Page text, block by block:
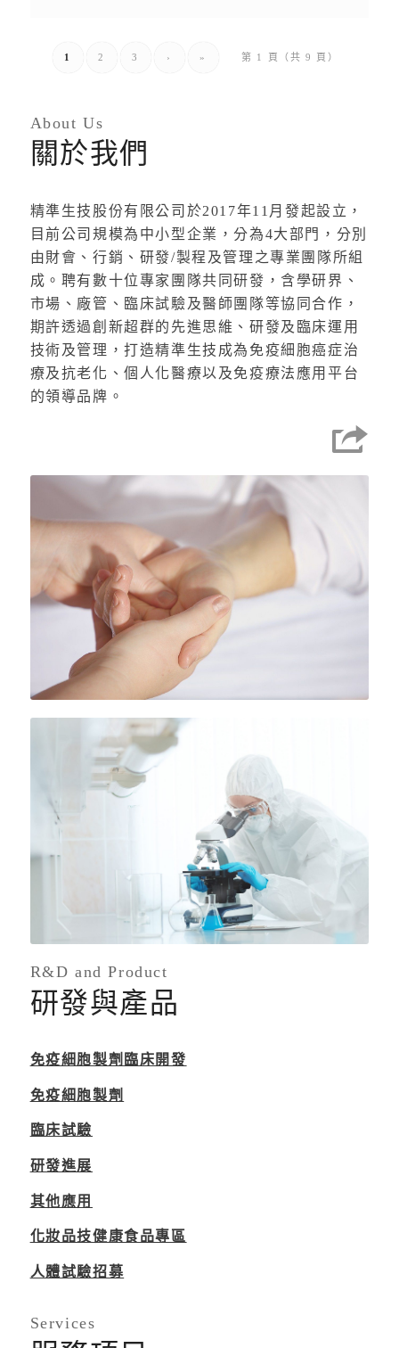
第 1 頁（共 9 頁）
1 2 3 › »
About Us
關於我們
精準生技股份有限公司於2017年11月發起設立，
目前公司規模為中小型企業，分為4大部門，分別
由財會、行銷、研發/製程及管理之專業團隊所組
成。聘有數十位專家團隊共同研發，含學研界、
市場、廠管、臨床試驗及醫師團隊等協同合作，
期許透過創新超群的先進思維、研發及臨床運用
技術及管理，打造精準生技成為免疫細胞癌症治
療及抗老化、個人化醫療以及免疫療法應用平台
的領導品牌。
R&D and Product
研發與產品
免疫細胞製劑臨床開發
免疫細胞製劑
臨床試驗
研發進展
其他應用
化妝品技健康食品專區
人體試驗招募
Services